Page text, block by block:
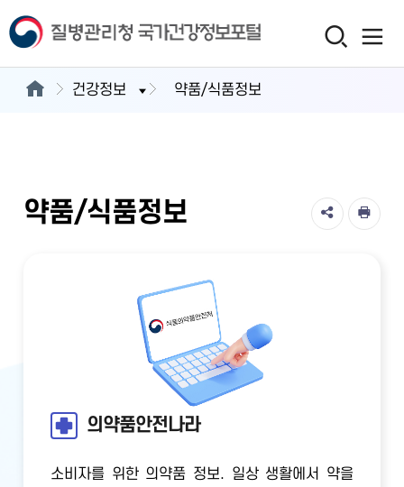
건강정보 약품/식품정보
약품/식품정보
의약품안전나라
소비자를 위한 의약품 정보. 일상 생활에서 약을